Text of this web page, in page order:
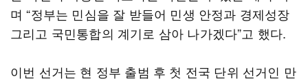
며 “정부는 민심을 잘 받들어 민생 안정과 경제성장
그리고 국민통합의 계기로 삼아 나가겠다”고 했다.
이번 선거는 현 정부 출범 후 첫 전국 단위 선거인 만